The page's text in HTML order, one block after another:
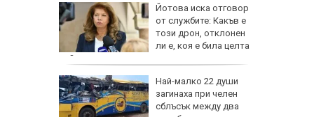
Йотова иска отговор
от службите: Какъв е
този дрон, отклонен
ли е, коя е била целта
му?
Най-малко 22 души
загинаха при челен
сблъсък между два